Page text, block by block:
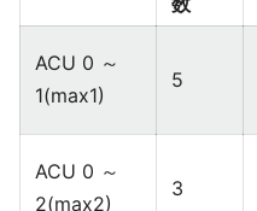
ACU 0 ～
1(max1)
5
ACU 0 ～
2(max2)
3